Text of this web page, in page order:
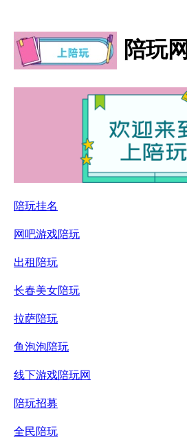
陪玩网
陪玩挂名
网吧游戏陪玩
出租陪玩
长春美女陪玩
拉萨陪玩
鱼泡泡陪玩
线下游戏陪玩网
陪玩招募
全民陪玩